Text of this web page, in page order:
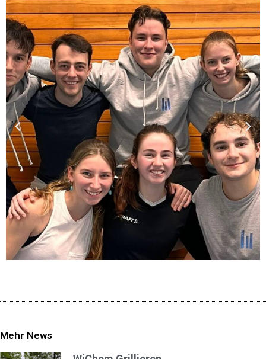
Mehr News